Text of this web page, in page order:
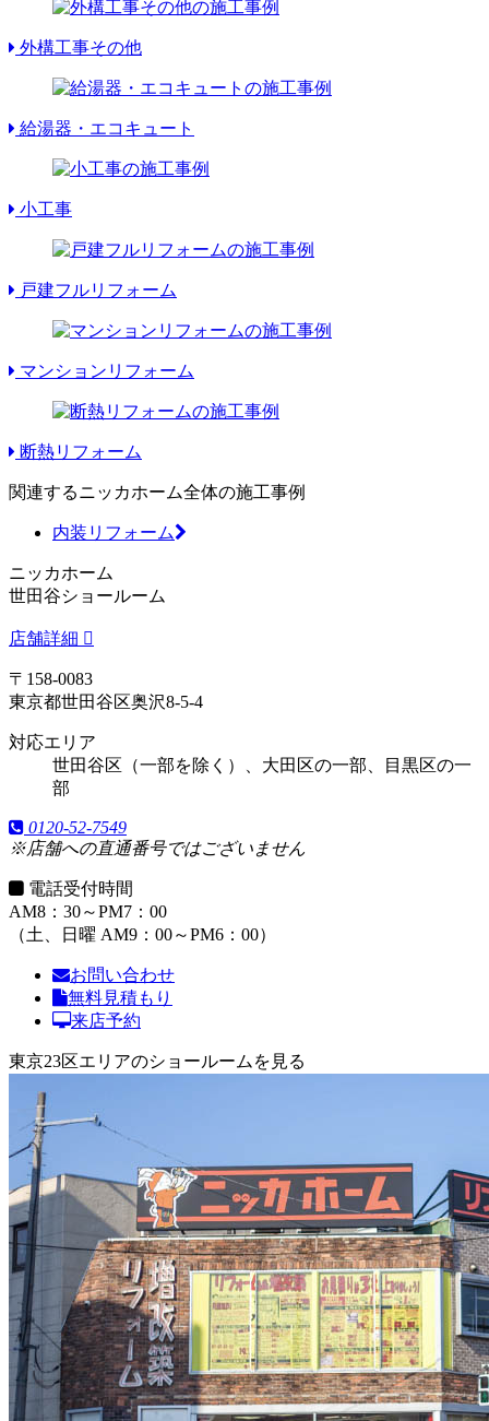
外構工事その他
給湯器・エコキュート
小工事
戸建フルリフォーム
マンションリフォーム
断熱リフォーム
関連するニッカホーム全体の施工事例
内装リフォーム
ニッカホーム
世田谷ショールーム
店舗詳細
〒158-0083
東京都世田谷区奥沢8-5-4
対応エリア
世田谷区（一部を除く）、大田区の一部、目黒区の一
部
0120-52-7549
※店舗への直通番号ではございません
電話受付時間
AM8：30～PM7：00
（土、日曜 AM9：00～PM6：00）
お問い合わせ
無料見積もり
来店予約
東京23区エリアのショールームを見る